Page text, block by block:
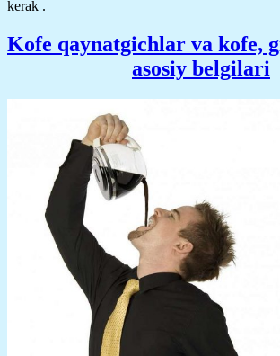
kerak .
Kofe qaynatgichlar va kofe,
asosiy belgilari